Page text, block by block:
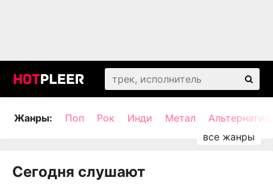
Жанры: Поп Рок Инди Метал
Сегодня слушают